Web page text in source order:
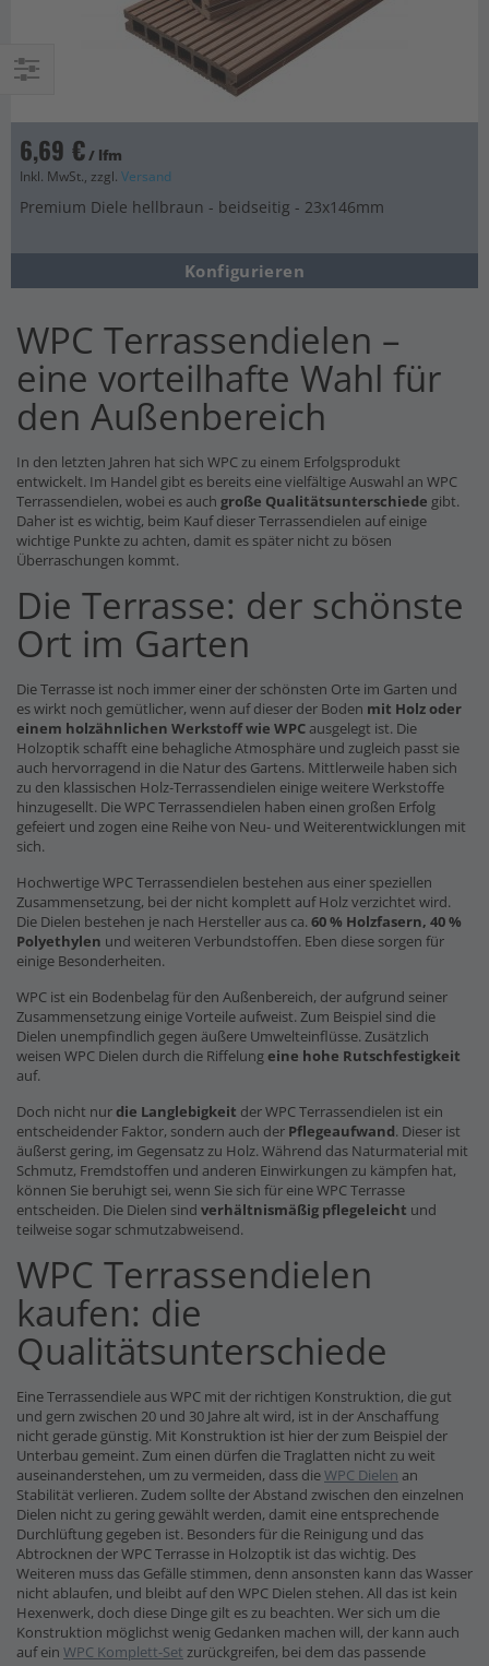
6,69 €/ lfm
Inkl. MwSt., zzgl. Versand
Premium Diele hellbraun - beidseitig - 23x146mm
Konfigurieren
WPC Terrassendielen –
eine vorteilhafte Wahl für
den Außenbereich
In den letzten Jahren hat sich WPC zu einem Erfolgsprodukt
entwickelt. Im Handel gibt es bereits eine vielfältige Auswahl an WPC
Terrassendielen, wobei es auch große Qualitätsunterschiede gibt.
Daher ist es wichtig, beim Kauf dieser Terrassendielen auf einige
wichtige Punkte zu achten, damit es später nicht zu bösen
Überraschungen kommt.
Die Terrasse: der schönste
Ort im Garten
Die Terrasse ist noch immer einer der schönsten Orte im Garten und
es wirkt noch gemütlicher, wenn auf dieser der Boden mit Holz oder
einem holzähnlichen Werkstoff wie WPCausgelegt ist. Die
Holzoptik schafft eine behagliche Atmosphäre und zugleich passt sie
auch hervorragend in die Natur des Gartens. Mittlerweile haben sich
zu den klassischen Holz-Terrassendielen einige weitere Werkstoffe
hinzugesellt. Die WPC Terrassendielen haben einen großen Erfolg
gefeiert und zogen eine Reihe von Neu- und Weiterentwicklungen mit
sich.
Hochwertige WPC Terrassendielen bestehen aus einer speziellen
Zusammensetzung, bei der nicht komplett auf Holz verzichtet wird.
Die Dielen bestehen je nach Hersteller aus ca. 60 % Holzfasern, 40 %
Polyethylen und weiteren Verbundstoffen. Eben diese sorgen für
einige Besonderheiten.
WPC ist ein Bodenbelag für den Außenbereich, der aufgrund seiner
Zusammensetzung einige Vorteile aufweist. Zum Beispiel sind die
Dielen unempfindlich gegen äußere Umwelteinflüsse. Zusätzlich
weisen WPC Dielen durch die Riffelungeine hohe Rutschfestigkeit
auf.
Doch nicht nurdie Langlebigkeit der WPC Terrassendielen ist ein
entscheidender Faktor, sondern auch der Pflegeaufwand. Dieser ist
äußerst gering, im Gegensatz zu Holz. Während das Naturmaterial mit
Schmutz, Fremdstoffen und anderen Einwirkungen zu kämpfen hat,
können Sie beruhigt sei, wenn Sie sich für eine WPC Terrasse
entscheiden. Die Dielen sind verhältnismäßig pflegeleicht und
teilweise sogar schmutzabweisend.
WPC Terrassendielen
kaufen: die
Qualitätsunterschiede
Eine Terrassendiele aus WPC mit der richtigen Konstruktion, die gut
und gern zwischen 20 und 30 Jahre alt wird, ist in der Anschaffung
nicht gerade günstig. Mit Konstruktion ist hier der zum Beispiel der
Unterbau gemeint. Zum einen dürfen die Traglatten nicht zu weit
auseinanderstehen, um zu vermeiden, dass dieWPC Dielen an
Stabilität verlieren. Zudem sollte der Abstand zwischen den einzelnen
Dielen nicht zu gering gewählt werden, damit eine entsprechende
Durchlüftung gegeben ist. Besonders für die Reinigung und das
Abtrocknen der WPC Terrasse in Holzoptik ist das wichtig. Des
Weiteren muss das Gefälle stimmen, denn ansonsten kann das Wasser
nicht ablaufen, und bleibt auf den WPC Dielen stehen. All das ist kein
Hexenwerk, doch diese Dinge gilt es zu beachten. Wer sich um die
Konstruktion möglichst wenig Gedanken machen will, der kann auch
auf ein WPC Komplett-Set zurückgreifen, bei dem das passende